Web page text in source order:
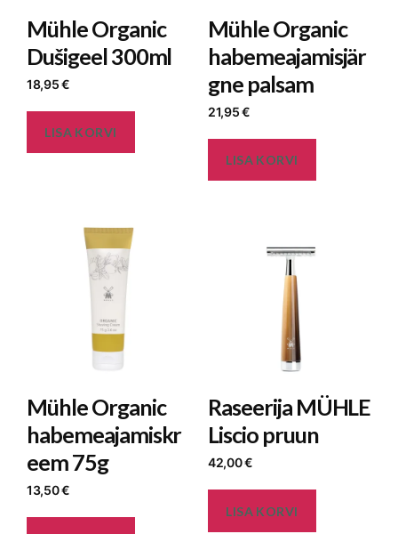
Mühle Organic
Dušigeel 300ml
18,95€
LISA KORVI
Mühle Organic
habemeajamisjär
gne palsam
21,95€
LISA KORVI
Mühle Organic
habemeajamiskr
eem 75g
13,50€
Raseerija MÜHLE
Liscio pruun
42,00€
LISA KORVI